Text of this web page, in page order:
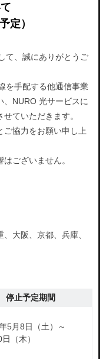
ちら
定）
て、誠にありがとうご
を手配する他通信事業
NURO 光サービスに
ていただきます。
ご協力をお願い申し上
ございません。
大阪、京都、兵庫、
停止予定期間
5月8日（土）～
（木）